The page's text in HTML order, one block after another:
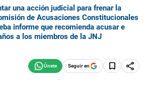
una acción judicial para frenar la
de Acusaciones Constitucionales
informe que recomienda acusar e
a los miembros de la JNJ
Seguir en